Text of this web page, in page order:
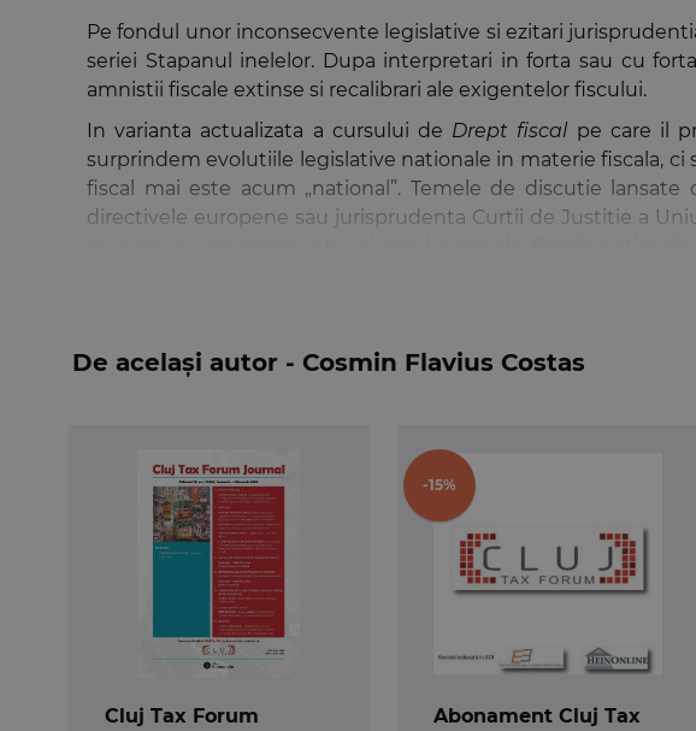
Pe fondul unor inconsecvente legislative si ezitari
seriei Stapanul inelelor. Dupa interpretari in forta sau cu
amnistii fiscale extinse si recalibrari ale exigentelor fiscului.
In varianta actualizata a cursului de Drept fiscal pe care il
surprindem evolutiile legislative nationale in materie fiscala,
fiscal mai este acum „national”. Temele de discutie
directivele europene sau jurisprudenta Curtii de Justitie a
se nasc cu precadere atunci cand normele fiscale
despre probleme tot mai complexe in materia TVA sau despre
De același autor - Cosmin Flavius Costas
Cluj Tax Forum
-15%
Abonament Cluj Tax